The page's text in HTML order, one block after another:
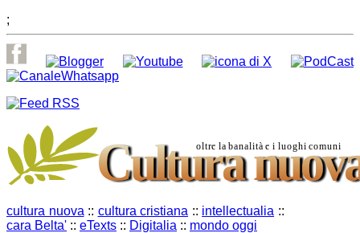
;
cultura nuova :: cultura cristiana :: intellectualia ::
cara Belta' :: eTexts :: Digitalia :: mondo oggi